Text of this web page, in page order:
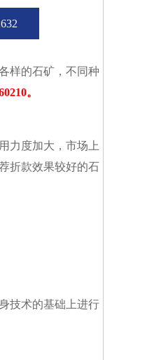
样的石矿，不同种
。
力度加大，市场上
折款效果较好的石
技术的基础上进行